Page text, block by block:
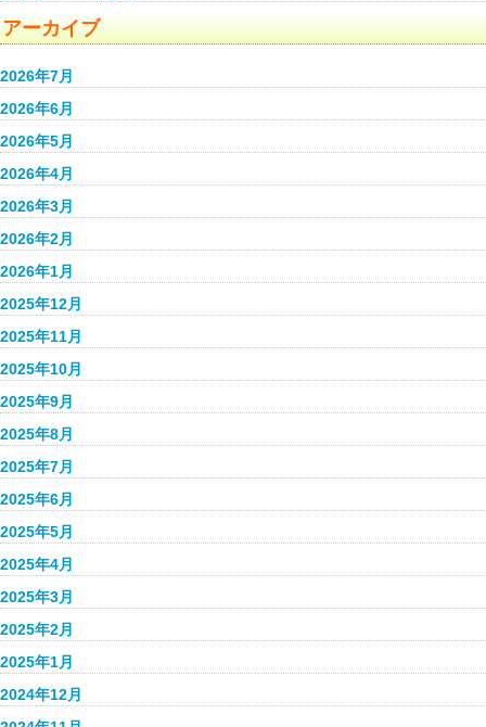
アーカイブ
2026年7月
2026年6月
2026年5月
2026年4月
2026年3月
2026年2月
2026年1月
2025年12月
2025年11月
2025年10月
2025年9月
2025年8月
2025年7月
2025年6月
2025年5月
2025年4月
2025年3月
2025年2月
2025年1月
2024年12月